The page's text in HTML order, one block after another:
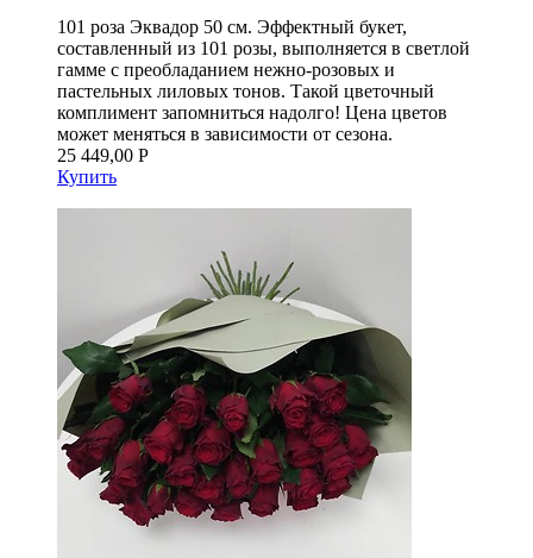
101 роза Эквадор 50 см. Эффектный букет,
составленный из 101 розы, выполняется в светлой
гамме с преобладанием нежно-розовых и
пастельных лиловых тонов. Такой цветочный
комплимент запомниться надолго! Цена цветов
может меняться в зависимости от сезона.
25 449,00 Р
Купить